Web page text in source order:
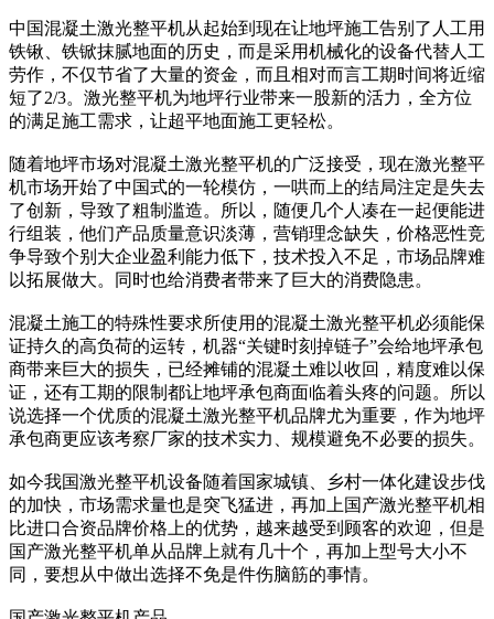
中国混凝土激光整平机从起始到现在让地坪施工告别了人工用
铁锹、铁锨抹腻地面的历史，而是采用机械化的设备代替人工
劳作，不仅节省了大量的资金，而且相对而言工期时间将近缩
短了2/3。激光整平机为地坪行业带来一股新的活力，全方位
的满足施工需求，让超平地面施工更轻松。
随着地坪市场对混凝土激光整平机的广泛接受，现在激光整平
机市场开始了中国式的一轮模仿，一哄而上的结局注定是失去
了创新，导致了粗制滥造。所以，随便几个人凑在一起便能进
行组装，他们产品质量意识淡薄，营销理念缺失，价格恶性竞
争导致个别大企业盈利能力低下，技术投入不足，市场品牌难
以拓展做大。同时也给消费者带来了巨大的消费隐患。
混凝土施工的特殊性要求所使用的混凝土激光整平机必须能保
证持久的高负荷的运转，机器“关键时刻掉链子”会给地坪承包
商带来巨大的损失，已经摊铺的混凝土难以收回，精度难以保
证，还有工期的限制都让地坪承包商面临着头疼的问题。所以
说选择一个优质的混凝土激光整平机品牌尤为重要，作为地坪
承包商更应该考察厂家的技术实力、规模避免不必要的损失。
如今我国激光整平机设备随着国家城镇、乡村一体化建设步伐
的加快，市场需求量也是突飞猛进，再加上国产激光整平机相
比进口合资品牌价格上的优势，越来越受到顾客的欢迎，但是
国产激光整平机单从品牌上就有几十个，再加上型号大小不
同，要想从中做出选择不免是件伤脑筋的事情。